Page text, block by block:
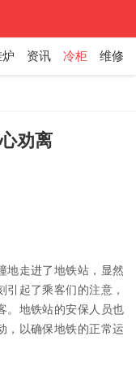
资讯 冷柜 维修
劝离
地走进了地铁站，显然
起了乘客们的注意，
。地铁站的安保人员也
，以确保地铁的正常运